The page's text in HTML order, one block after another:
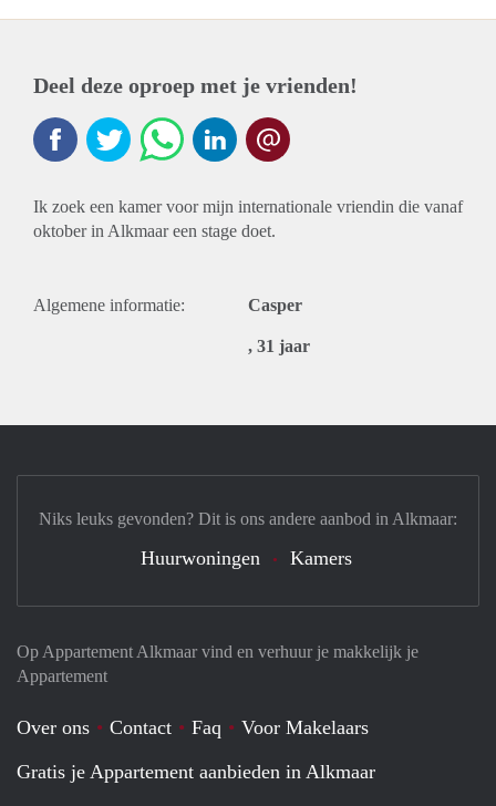
Deel deze oproep met je vrienden!
Ik zoek een kamer voor mijn internationale vriendin die vanaf
oktober in Alkmaar een stage doet.
Algemene informatie: Casper
, 31 jaar
Op Appartement Alkmaar vind en verhuur je makkelijk je
Appartement
Over ons Contact Faq
Voor Makelaars
Gratis je Appartement aanbieden in Alkmaar
Niks leuks gevonden? Dit is ons andere aanbod in Alkmaar:
Huurwoningen Kamers